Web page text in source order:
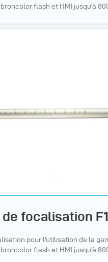
flash et HMI jusqu'à
de focalisation
pour l'utilisation de la
flash et HMI jusqu'à